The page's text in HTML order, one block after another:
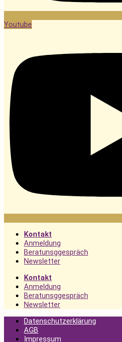
Youtube
Kontakt
Anmeldung
Beratunsggespräch
Newsletter
Kontakt
Anmeldung
Beratunsggespräch
Newsletter
Datenschutzerklärung
AGB
Impressum